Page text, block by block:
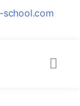
school.com